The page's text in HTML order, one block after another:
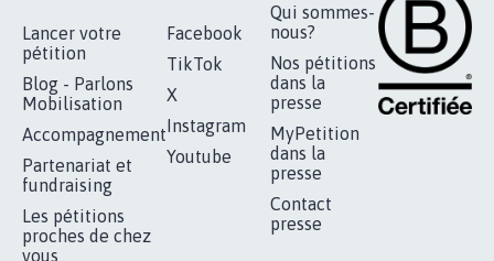
Lancer votre
pétition
Blog - Parlons
Mobilisation
Accompagnement
Partenariat et
fundraising
Les pétitions
proches de chez
vous
Facebook
TikTok
X
Instagram
Youtube
Qui sommes-
nous?
Nos pétitions
dans la
presse
MyPetition
dans la
presse
Contact
presse